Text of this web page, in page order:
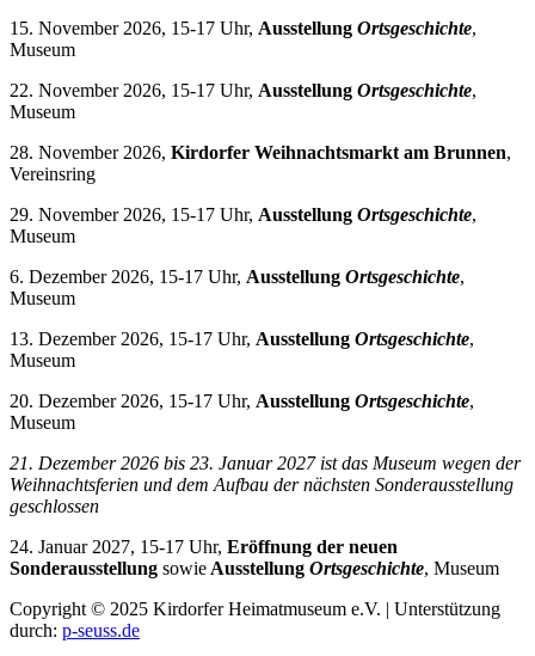
15. November 2026, 15-17 Uhr, Ausstellung Ortsgeschichte,
Museum
22. November 2026, 15-17 Uhr, Ausstellung Ortsgeschichte,
Museum
28. November 2026, Kirdorfer Weihnachtsmarkt am Brunnen,
Vereinsring
29. November 2026, 15-17 Uhr, Ausstellung Ortsgeschichte,
Museum
6. Dezember 2026, 15-17 Uhr, Ausstellung Ortsgeschichte,
Museum
13. Dezember 2026, 15-17 Uhr, Ausstellung Ortsgeschichte,
Museum
20. Dezember 2026, 15-17 Uhr, Ausstellung Ortsgeschichte,
Museum
21. Dezember 2026 bis 23. Januar 2027 ist das Museum wegen der
Weihnachtsferien und dem Aufbau der nächsten Sonderausstellung
geschlossen
24. Januar 2027, 15-17 Uhr, Eröffnung der neuen
Sonderausstellung sowie Ausstellung Ortsgeschichte, Museum
Copyright © 2025 Kirdorfer Heimatmuseum e.V. | Unterstützung
durch: p-seuss.de